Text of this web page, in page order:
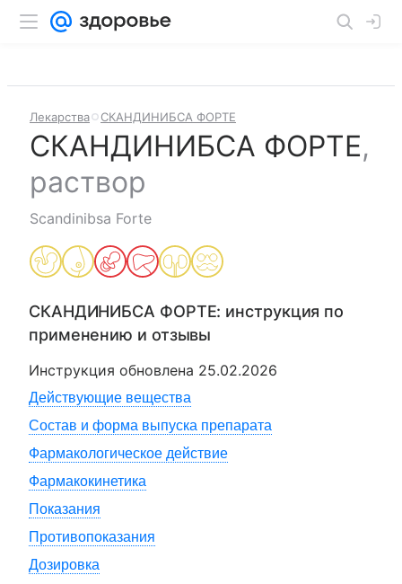
Лекарства СКАНДИНИБСА ФОРТЕ
СКАНДИНИБСА ФОРТЕ,
раствор
Scandinibsa Forte
СКАНДИНИБСА ФОРТЕ: инструкция по
применению и отзывы
Инструкция обновлена 25.02.2026
Действующие вещества
Состав и форма выпуска препарата
Фармакологическое действие
Фармакокинетика
Показания
Противопоказания
Дозировка